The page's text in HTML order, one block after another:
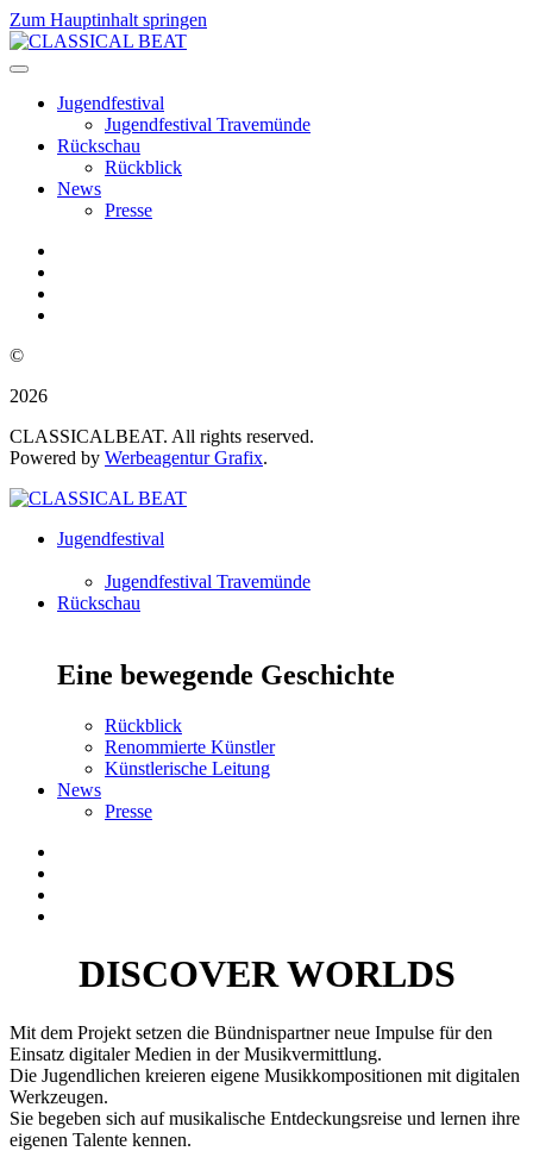
Zum Hauptinhalt springen
Jugendfestival
Jugendfestival Travemünde
Rückschau
Rückblick
News
Presse
©
2026
CLASSICALBEAT. All rights reserved.
Powered by Werbeagentur Grafix.
Jugendfestival
Jugendfestival Travemünde
Rückschau
Eine bewegende Geschichte
Rückblick
Renommierte Künstler
Künstlerische Leitung
News
Presse
DISCOVER WORLDS
Mit dem Projekt setzen die Bündnispartner neue Impulse für den
Einsatz digitaler Medien in der Musikvermittlung.
Die Jugendlichen kreieren eigene Musikkompositionen mit digitalen
Werkzeugen.
Sie begeben sich auf musikalische Entdeckungsreise und lernen ihre
eigenen Talente kennen.